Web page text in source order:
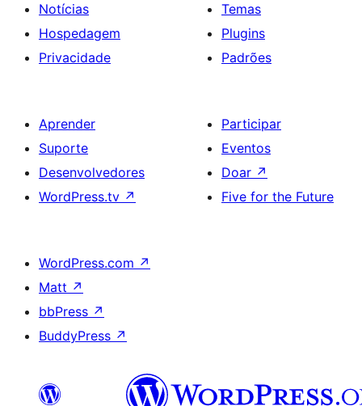
Notícias
Hospedagem
Privacidade
Temas
Plugins
Padrões
Aprender
Suporte
Desenvolvedores
WordPress.tv ↗
Participar
Eventos
Doar ↗
Five for the Future
WordPress.com ↗
Matt ↗
bbPress ↗
BuddyPress ↗